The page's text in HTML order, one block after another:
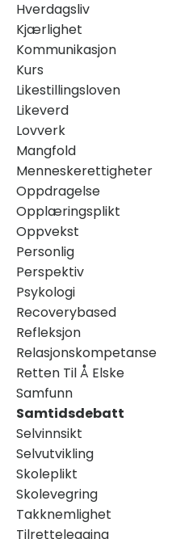
Hverdagsliv
Kjærlighet
Kommunikasjon
Kurs
Likestillingsloven
Likeverd
Lovverk
Mangfold
Menneskerettigheter
Oppdragelse
Opplæringsplikt
Oppvekst
Personlig
Perspektiv
Psykologi
Recoverybased
Refleksjon
Relasjonskompetanse
Retten Til Å Elske
Samfunn
Samtidsdebatt
Selvinnsikt
Selvutvikling
Skoleplikt
Skolevegring
Takknemlighet
Tilrettelegging